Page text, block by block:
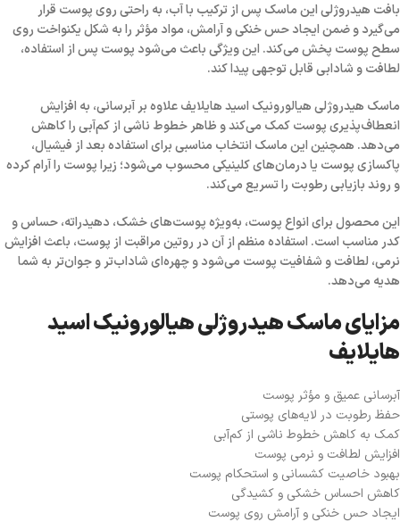
بافت هیدروژلی این ماسک پس از ترکیب با آب، به راحتی روی پوست قرار
می‌گیرد و ضمن ایجاد حس خنکی و آرامش، مواد مؤثر را به شکل یکنواخت روی
سطح پوست پخش می‌کند. این ویژگی باعث می‌شود پوست پس از استفاده،
لطافت و شادابی قابل توجهی پیدا کند.
ماسک هیدروژلی هیالورونیک اسید هایلایفعلاوه بر آبرسانی، به افزایش
انعطاف‌پذیری پوست کمک می‌کند و ظاهر خطوط ناشی از کم‌آبی را کاهش
می‌دهد. همچنین این ماسک انتخاب مناسبی برای استفاده بعد از فیشیال،
پاکسازی پوست یا درمان‌های کلینیکی محسوب می‌شود؛ زیرا پوست را آرام کرده
و روند بازیابی رطوبت را تسریع می‌کند.
این محصول برای انواع پوست، به‌ویژه پوست‌های خشک، دهیدراته، حساس و
کدر مناسب است. استفاده منظم از آن در روتین مراقبت از پوست، باعث افزایش
نرمی، لطافت و شفافیت پوست می‌شود و چهره‌ای شاداب‌تر و جوان‌تر به شما
هدیه می‌دهد.
مزایای ماسک هیدروژلی هیالورونیک اسید
هایلایف
آبرسانی عمیق و مؤثر پوست
حفظ رطوبت در لایه‌های پوستی
کمک به کاهش خطوط ناشی از کم‌آبی
افزایش لطافت و نرمی پوست
بهبود خاصیت کشسانی و استحکام پوست
کاهش احساس خشکی و کشیدگی
ایجاد حس خنکی و آرامش روی پوست